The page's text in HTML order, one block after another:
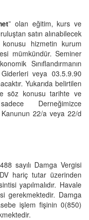
” olan eğitim, kurs ve
satın alınabilecek
konusu hizmetin kurum
mümkündür. Seminer
Sınıflandırmanın
veya 03.5.9.90
Yukarıda belirtilen
söz konusu tarihte ve
Derneğimizce
22/a veya 22/d
sayılı Damga Vergisi
hariç tutar üzerinden
yapılmalıdır. Havale
gerekmektedir. Damga
işlem fişinin 0(850)